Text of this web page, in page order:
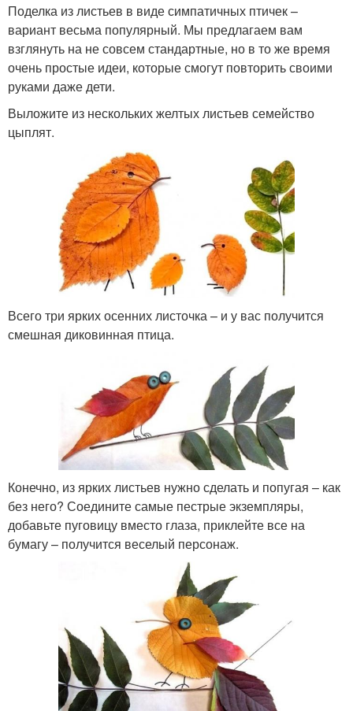
Поделка из листьев в виде симпатичных птичек –
вариант весьма популярный. Мы предлагаем вам
взглянуть на не совсем стандартные, но в то же время
очень простые идеи, которые смогут повторить своими
руками даже дети.
Выложите из нескольких желтых листьев семейство
цыплят.
Всего три ярких осенних листочка – и у вас получится
смешная диковинная птица.
Конечно, из ярких листьев нужно сделать и попугая – как
без него? Соедините самые пестрые экземпляры,
добавьте пуговицу вместо глаза, приклейте все на
бумагу – получится веселый персонаж.